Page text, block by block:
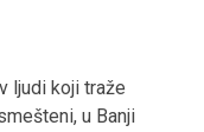
ljudi koji traže
u Banji